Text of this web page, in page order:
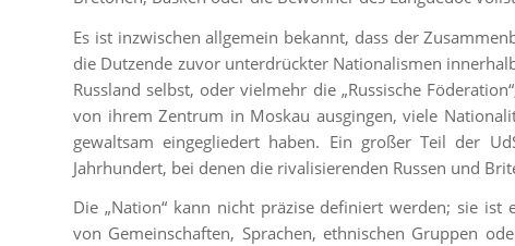
Es ist inzwischen allgemein bekannt, dass der
die Dutzende zuvor unterdrückter Nationalismen
Russland selbst, oder vielmehr die „Russische
von ihrem Zentrum in Moskau ausgingen, viele
gewaltsam eingegliedert haben. Ein großer Teil der
Jahrhundert, bei denen die rivalisierenden Russen und
Die „Nation“ kann nicht präzise definiert werden; sie
von Gemeinschaften, Sprachen, ethnischen Gruppen